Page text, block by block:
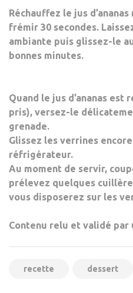
Réchauffez le jus
frémir 30 secondes.
ambiante puis glissez-le
bonnes minutes.
Quand le jus d’ananas est
pris), versez-le
grenade.
Glissez les verrines
réfrigérateur.
Au moment de servir,
prélevez quelques
vous disposerez sur les
Contenu relu et validé
recette dessert